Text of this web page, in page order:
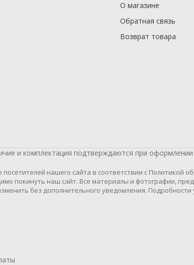
О магазине
Обратная связь
Возврат товара
и комплектация подтверждаются при оформлении
нашего сайта в соответствии с Политикой
покинуть наш сайт. Все материалы и фотографии,
без дополнительного уведомления. Подробности